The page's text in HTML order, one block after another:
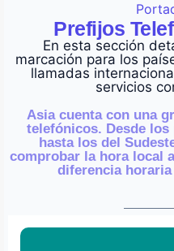
Prefijos
En esta sección
marcación para los
llamadas
servicios
Asia cuenta con una
telefónicos. Desde
hasta los del
comprobar la hora local
diferencia